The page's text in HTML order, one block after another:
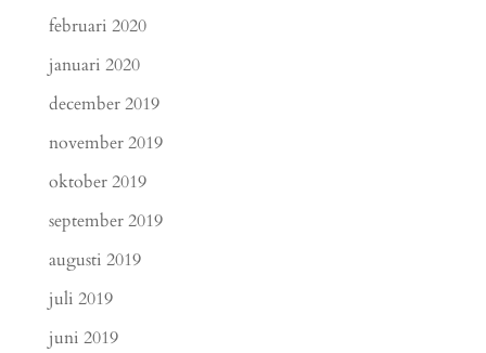
februari 2020
januari 2020
december 2019
november 2019
oktober 2019
september 2019
augusti 2019
juli 2019
juni 2019